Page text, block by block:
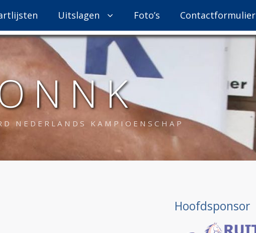
N N K
NEDERLANDS KAMPIOENSCHAP
Uitslagen Foto’s Contactformulier
Hoofdsponsor